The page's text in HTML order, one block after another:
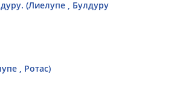
(Лиелупе , Булдуру
, Ротас)